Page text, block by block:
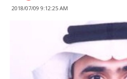
2018/07/09 9:12:25 AM